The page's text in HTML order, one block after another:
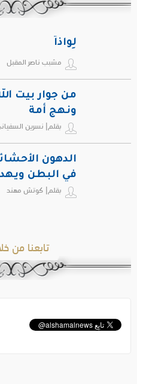
لِواذاً
مشبب ناصر المقبل
من جوار بيت
ونهج أمة
بقلم| نسرين
الدهون
في البطن
بقلم| كوتش مهند
تابعنا من